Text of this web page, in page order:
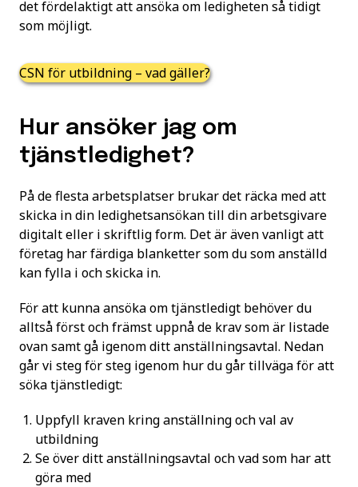
det fördelaktigt att ansöka om ledigheten så tidigt
som möjligt.
CSN för utbildning – vad gäller?
Hur ansöker jag om
tjänstledighet?
På de flesta arbetsplatser brukar det räcka med att
skicka in din ledighetsansökan till din arbetsgivare
digitalt eller i skriftlig form. Det är även vanligt att
företag har färdiga blanketter som du som anställd
kan fylla i och skicka in.
För att kunna ansöka om tjänstledigt behöver du
alltså först och främst uppnå de krav som är listade
ovan samt gå igenom ditt anställningsavtal. Nedan
går vi steg för steg igenom hur du går tillväga för att
söka tjänstledigt:
Uppfyll kraven kring anställning och val av
utbildning
Se över ditt anställningsavtal och vad som har att
göra med